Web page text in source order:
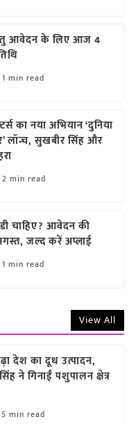
हेतु आवेदन के लिए आज 4
1 min read
का नया अभियान ‘दुनिया
लॉन्च, सुखबीर सिंह और
2 min read
चाहिए? आवेदन की
जल्द करें अप्लाई
1 min read
View All
देश का दूध उत्पादन,
ने गिनाईं पशुपालन क्षेत्र
5 min read